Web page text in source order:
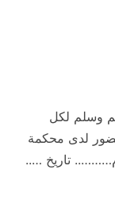
وسلم لكل
لدى محكمة
تاريخ …..